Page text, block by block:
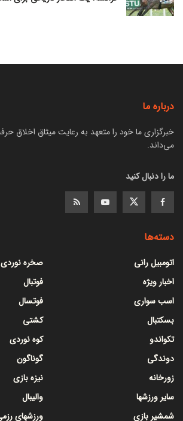
درباره ما
خبرگزاری ما خود را متعهد به رعایت میثاق اخلاق
می‌داند.
ما را دنبال کنید
دسته‌ها
اتومبیل رانی
اخبار ویژه
اسب سواری
بسکتبال
تکواندو
دوندگی
زورخانه
سایر ورزشها
شمشیر بازی
صخره نوردی
فوتبال
فوتسال
کشتی
کوه نوردی
گوناگون
نیزه بازی
والیبال
ورزشهای